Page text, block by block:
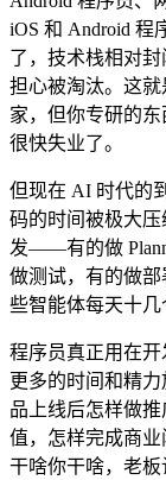
iOS 和 Android
了，技术栈相对
担心被淘汰。这
家，但你专研的
很快失业了。
但现在 AI 时代的
码的时间被极大
发——有的做
做测试，有的做
些智能体每天十几
程序员真正用在
更多的时间和精
品上线后怎样做
值，怎样完成商
干啥你干啥，老